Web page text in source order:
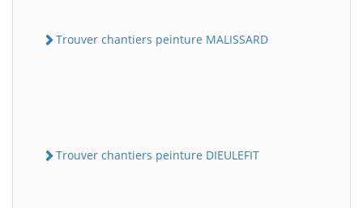
Trouver chantiers peinture MALISSARD
Trouver chantiers peinture DIEULEFIT